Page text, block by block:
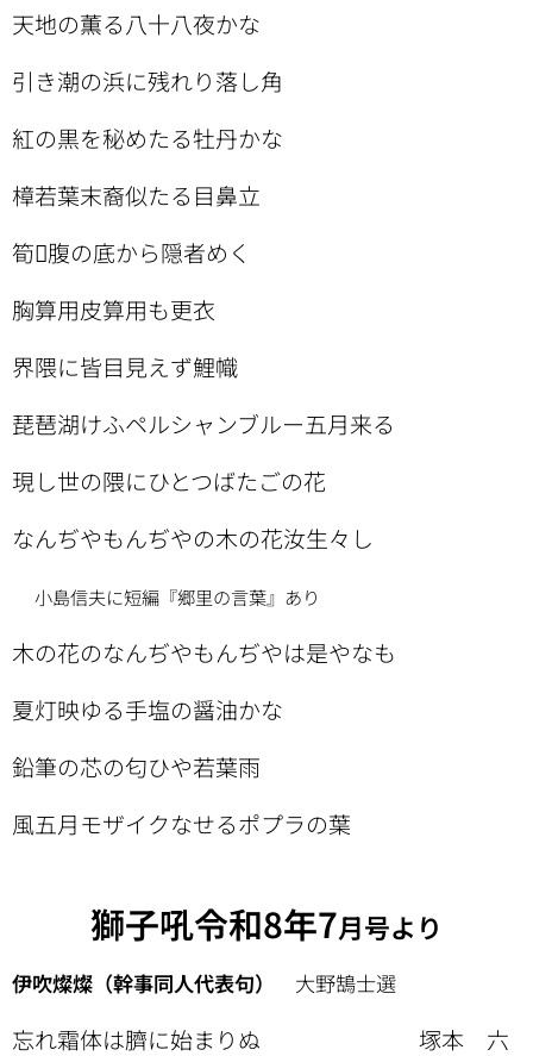
天地の薫る八十八夜かな
引き潮の浜に残れり落し角
紅の黒を秘めたる牡丹かな
樟若葉末裔似たる目鼻立
筍腹の底から隠者めく
胸算用皮算用も更衣
界隈に皆目見えず鯉幟
琵琶湖けふペルシャンブルー五月来る
現し世の隈にひとつばたごの花
なんぢやもんぢやの木の花汝生々し
小島信夫に短編『郷里の言葉』あり
木の花のなんぢやもんぢやは是やなも
夏灯映ゆる手塩の醤油かな
鉛筆の芯の匂ひや若葉雨
風五月モザイクなせるポプラの葉
獅子吼令和8年7月号より
伊吹燦燦（幹事同人代表句） 大野鵠士選
忘れ霜体は臍に始まりぬ 塚本 六